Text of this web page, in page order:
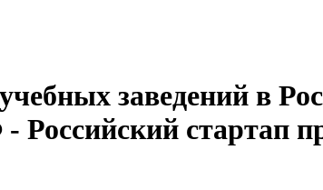
заведений в
стартап